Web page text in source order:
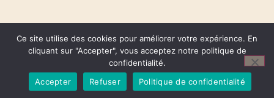
Ce site utilise des cookies pour améliorer votre expérience. En
cliquant sur "Accepter", vous acceptez notre politique de
confidentialité.
Accepter
Refuser Politique de confidentialité